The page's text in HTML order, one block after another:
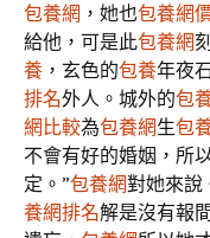
包養網 ，她也包養網
給他，可是此包養網
養 ，玄色的包養年夜
排名外人。城外的包
網比較為包養網生包
不會有好的婚姻，所
定。”包養網對她來說
養網排名解是沒有報